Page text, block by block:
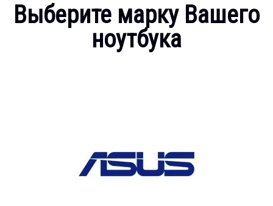
Выберите марку Вашего
ноутбука